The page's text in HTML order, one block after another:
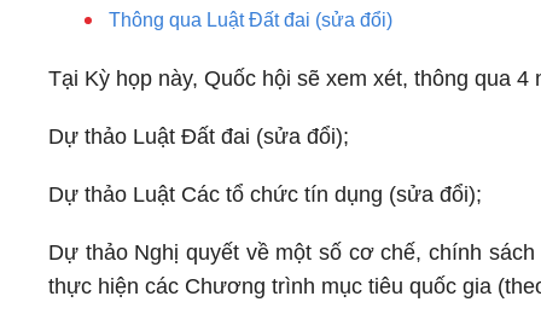
Thông qua Luật Đất đai (sửa đổi)
Tại Kỳ họp này, Quốc hội sẽ xem xét, thông qua 4
Dự thảo Luật Đất đai (sửa đổi);
Dự thảo Luật Các tổ chức tín dụng (sửa đổi);
Dự thảo Nghị quyết về một số cơ chế, chính
thực hiện các Chương trình mục tiêu quốc gia